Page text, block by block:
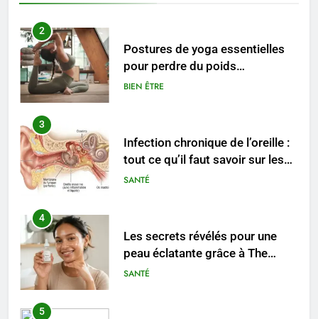
3
Infection chronique de l’oreille :
tout ce qu’il faut savoir sur les
saignements
SANTÉ
4
Les secrets révélés pour une
peau éclatante grâce à The
Ordinary
SANTÉ
5
Prévenir les chutes chez les
seniors: aménagement et
exercices
BIEN ÊTRE
6